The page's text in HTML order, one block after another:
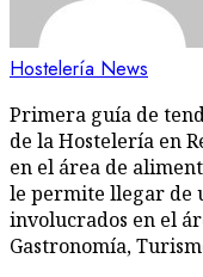
Hostelería News
Primera guía de
de la Hostelería en
en el área de
le permite llegar de
involucrados en el
Gastronomía,